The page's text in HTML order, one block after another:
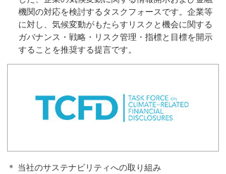
機関の対応を検討するタスクフォースです。企業等
に対し、気候変動がもたらすリスクと機会に関する
ガバナンス・戦略・リスク管理・指標と目標を開示
することを推奨する提言です。
＊ 当社のサステナビリティへの取り組み